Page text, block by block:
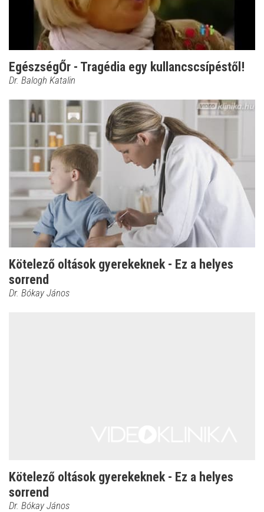
EgészségŐr - Tragédia egy kullancscsípéstől!
Dr. Balogh Katalin
Kötelező oltások gyerekeknek - Ez a helyes
sorrend
Dr. Bókay János
Kötelező oltások gyerekeknek - Ez a helyes
sorrend
Dr. Bókay János